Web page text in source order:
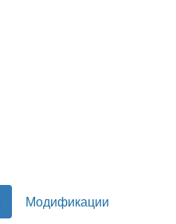
Модификации